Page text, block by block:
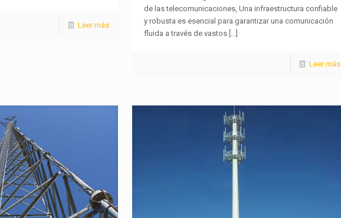
Leer más
de las telecomunicaciones, Una infraestructura confiable
y robusta es esencial para garantizar una comunicación
fluida a través de vastos[...]
Leer más